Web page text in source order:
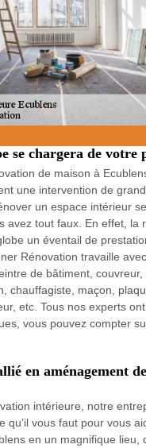
se chargera de votre
de maison à
une intervention de
un espace intérieur
avez tout faux. En effet, la
un éventail de
Rénovation travaille
de bâtiment, couvreur,
chauffagiste, maçon,
etc. Tous nos experts
vous pouvez compter
en aménagement
intérieure, notre
qu’il vous faut pour vous
en un magnifique lieu,